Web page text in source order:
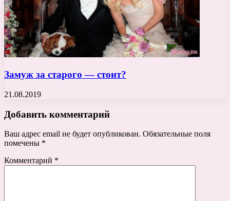
Замуж за старого — стоит?
21.08.2019
Добавить комментарий
Ваш адрес email не будет опубликован. Обязательные поля
помечены *
Комментарий *